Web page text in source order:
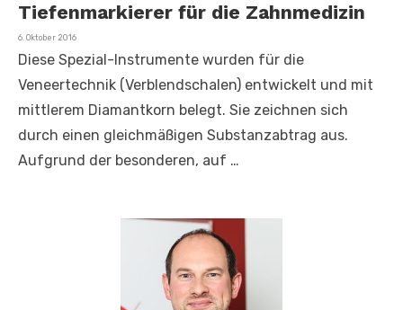
Tiefenmarkierer für die Zahnmedizin
Veröffentlicht
6. Oktober 2016
Diese Spezial-Instrumente wurden für die
Veneertechnik (Verblendschalen) entwickelt und mit
mittlerem Diamantkorn belegt. Sie zeichnen sich
durch einen gleichmäßigen Substanzabtrag aus.
Aufgrund der besonderen, auf …